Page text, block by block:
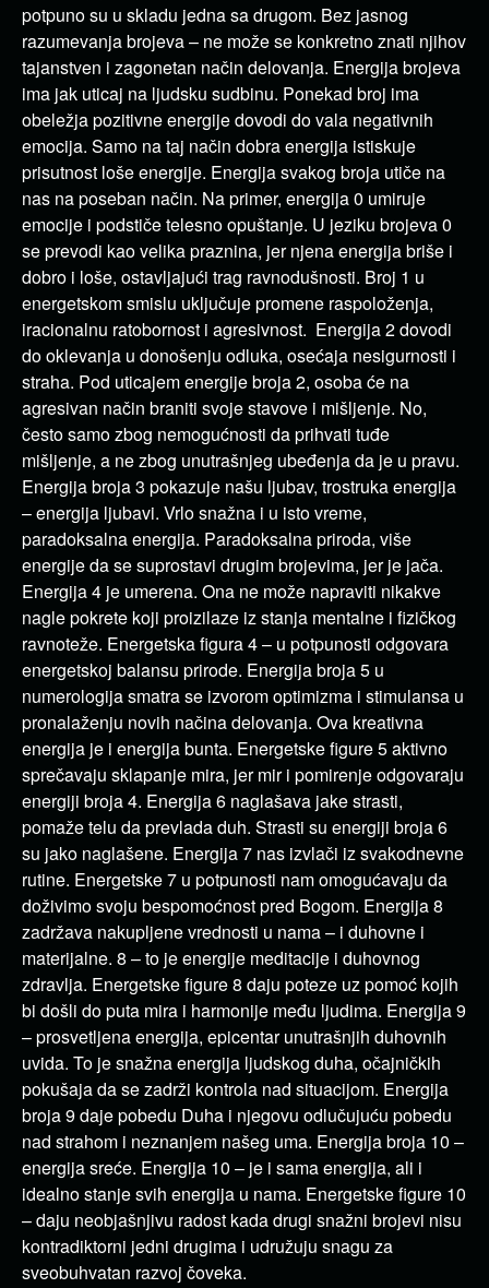
potpuno su u skladu jedna sa drugom. Bez jasnog
razumevanja brojeva – ne može se konkretno znati njihov
tajanstven i zagonetan način delovanja. Energija brojeva
ima jak uticaj na ljudsku sudbinu. Ponekad broj ima
obeležja pozitivne energije dovodi do vala negativnih
emocija. Samo na taj način dobra energija istiskuje
prisutnost loše energije. Energija svakog broja utiče na
nas na poseban način. Na primer, energija 0 umiruje
emocije i podstiče telesno opuštanje. U jeziku brojeva 0
se prevodi kao velika praznina, jer njena energija briše i
dobro i loše, ostavljajući trag ravnodušnosti. Broj 1 u
energetskom smislu uključuje promene raspoloženja,
iracionalnu ratobornost i agresivnost. Energija 2 dovodi
do oklevanja u donošenju odluka, osećaja nesigurnosti i
straha. Pod uticajem energije broja 2, osoba će na
agresivan način braniti svoje stavove i mišljenje. No,
često samo zbog nemogućnosti da prihvati tuđe
mišljenje, a ne zbog unutrašnjeg ubeđenja da je u pravu.
Energija broja 3 pokazuje našu ljubav, trostruka energija
– energija ljubavi. Vrlo snažna i u isto vreme,
paradoksalna energija. Paradoksalna priroda, više
energije da se suprostavi drugim brojevima, jer je jača.
Energija 4 je umerena. Ona ne može napraviti nikakve
nagle pokrete koji proizilaze iz stanja mentalne i fizičkog
ravnoteže. Energetska figura 4 – u potpunosti odgovara
energetskoj balansu prirode. Energija broja 5 u
numerologija smatra se izvorom optimizma i stimulansa u
pronalaženju novih načina delovanja. Ova kreativna
energija je i energija bunta. Energetske figure 5 aktivno
sprečavaju sklapanje mira, jer mir i pomirenje odgovaraju
energiji broja 4. Energija 6 naglašava jake strasti,
pomaže telu da prevlada duh. Strasti su energiji broja 6
su jako naglašene. Energija 7 nas izvlači iz svakodnevne
rutine. Energetske 7 u potpunosti nam omogućavaju da
doživimo svoju bespomoćnost pred Bogom. Energija 8
zadržava nakupljene vrednosti u nama – i duhovne i
materijalne. 8 – to je energije meditacije i duhovnog
zdravlja. Energetske figure 8 daju poteze uz pomoć kojih
bi došli do puta mira i harmonije među ljudima. Energija 9
– prosvetljena energija, epicentar unutrašnjih duhovnih
uvida. To je snažna energija ljudskog duha, očajničkih
pokušaja da se zadrži kontrola nad situacijom. Energija
broja 9 daje pobedu Duha i njegovu odlučujuću pobedu
nad strahom i neznanjem našeg uma. Energija broja 10 –
energija sreće. Energija 10 – je i sama energija, ali i
idealno stanje svih energija u nama. Energetske figure 10
– daju neobjašnjivu radost kada drugi snažni brojevi nisu
kontradiktorni jedni drugima i udružuju snagu za
sveobuhvatan razvoj čoveka.